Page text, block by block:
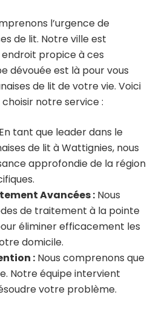
l’urgence de
de lit. Notre ville est
propice à ces
dévouée est là pour vous
de lit de votre vie. Voici
notre service :
En tant que leader dans le
de lit à Wattignies, nous
approfondie de la région
Avancées : Nous
de traitement à la pointe
éliminer efficacement les
domicile.
: Nous comprenons que
Notre équipe intervient
votre problème.